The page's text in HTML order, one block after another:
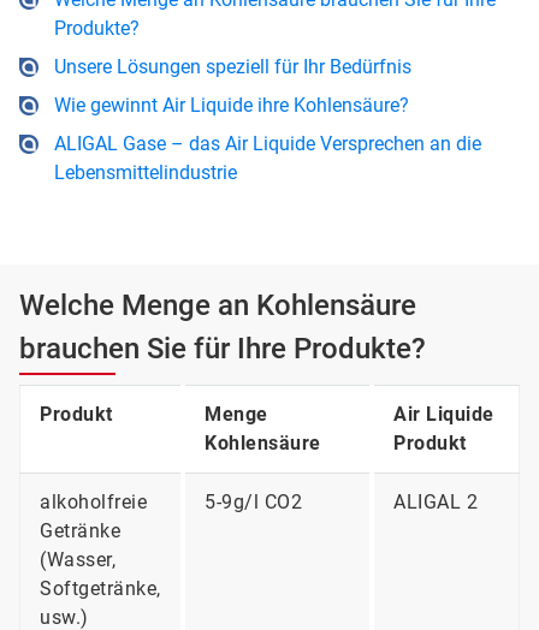
Produkte?
Unsere Lösungen speziell für Ihr Bedürfnis
Wie gewinnt Air Liquide ihre Kohlensäure?
ALIGAL Gase – das Air Liquide Versprechen an die
Lebensmittelindustrie
Welche Menge an Kohlensäure
brauchen Sie für Ihre Produkte?
Produkt
Menge
Kohlensäure
Air Liquide
Produkt
alkoholfreie
Getränke
(Wasser,
Softgetränke,
usw.)
5-9g/l CO2 ALIGAL 2